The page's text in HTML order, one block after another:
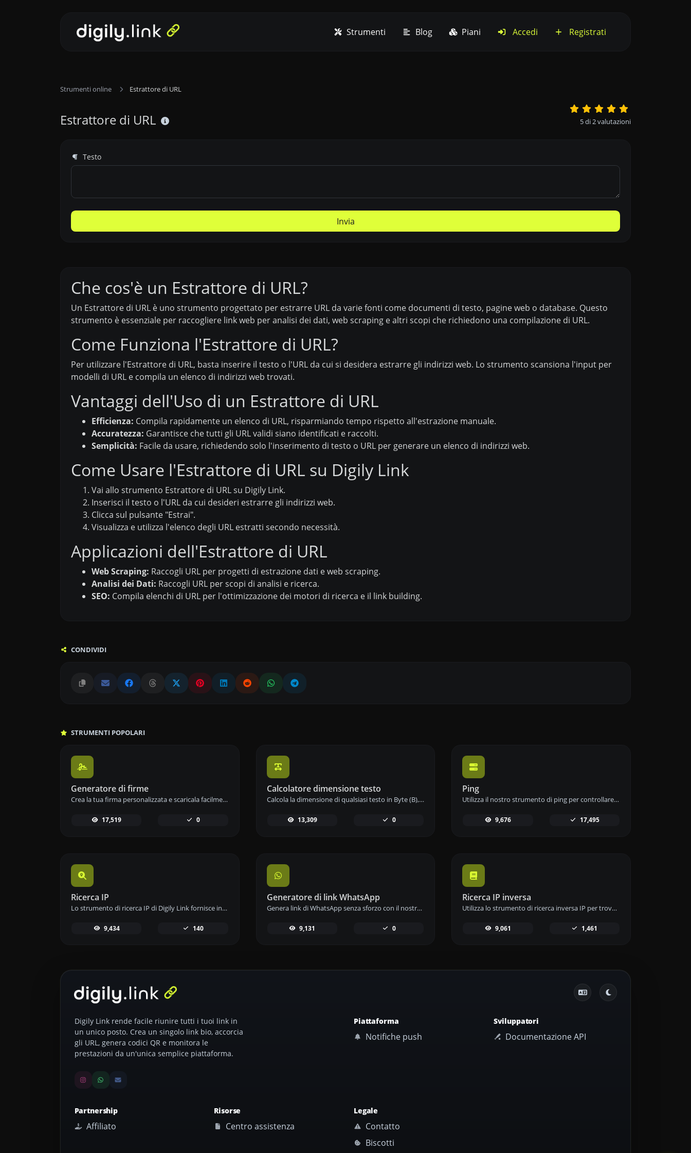
Strumenti Blog Piani Accedi Registrati
Strumenti online Estrattore di URL
Estrattore di URL 5di2valutazioni
Testo
Invia
Che cos'è un Estrattore di URL?
Un Estrattore di URL è uno strumento progettato per estrarre URL da varie fonti come documenti di testo, pagine web o database. Questo
strumento è essenziale per raccogliere link web per analisi dei dati, web scraping e altri scopi che richiedono una compilazione di URL.
Come Funziona l'Estrattore di URL?
Per utilizzare l'Estrattore di URL, basta inserire il testo o l'URL da cui si desidera estrarre gli indirizzi web. Lo strumento scansiona l'input per
modelli di URL e compila un elenco di indirizzi web trovati.
Vantaggi dell'Uso di un Estrattore di URL
Efficienza: Compila rapidamente un elenco di URL, risparmiando tempo rispetto all'estrazione manuale.
Accuratezza: Garantisce che tutti gli URL validi siano identificati e raccolti.
Semplicità: Facile da usare, richiedendo solo l'inserimento di testo o URL per generare un elenco di indirizzi web.
Come Usare l'Estrattore di URL su Digily Link
Vai allo strumento Estrattore di URL su Digily Link.
Inserisci il testo o l'URL da cui desideri estrarre gli indirizzi web.
Clicca sul pulsante "Estrai".
Visualizza e utilizza l'elenco degli URL estratti secondo necessità.
Applicazioni dell'Estrattore di URL
Web Scraping: Raccogli URL per progetti di estrazione dati e web scraping.
Analisi dei Dati: Raccogli URL per scopi di analisi e ricerca.
SEO: Compila elenchi di URL per l'ottimizzazione dei motori di ricerca e il link building.
CONDIVIDI
STRUMENTI POPOLARI
Generatore di firme
Crea la tua firma personalizzata e scaricala facilmente con il nostro strumento generatore di firme per e-firme personalizzate.
17,519 0
Calcolatore dimensione testo
Calcola la dimensione di qualsiasi testo in Byte (B), Kilobyte (KB) o Megabyte (MB) utilizzando il nostro strumento calcolatore di dimensioni del testo.
13,309 0
Ping
Utilizza il nostro strumento di ping per controllare rapidamente ed efficacemente lo stato e il tempo di risposta di qualsiasi sito web, server o porta.
9,676 17,495
Ricerca IP
Lo strumento di ricerca IP di Digily Link fornisce informazioni dettagliate su qualsiasi indirizzo IP. Utilizza questo servizio online gratuito per ottenere dati IP completi.
9,434 140
Generatore di link WhatsApp
Genera link di WhatsApp senza sforzo con il nostro strumento generatore di link WhatsApp per una comunicazione istantanea.
9,131 0
Ricerca IP inversa
Utilizza lo strumento di ricerca inversa IP per trovare il dominio o l'host associato a qualsiasi indirizzo IP in modo rapido e semplice.
9,061 1,461
Digily Link rende facile riunire tutti i tuoi link in
un unico posto. Crea un singolo link bio, accorcia
gli URL, genera codici QR e monitora le
prestazioni da un'unica semplice piattaforma.
Piattaforma
Notifiche push
Sviluppatori
Documentazione API
Partnership
Affiliato
Risorse
Centro assistenza
Legale
Contatto
Biscotti